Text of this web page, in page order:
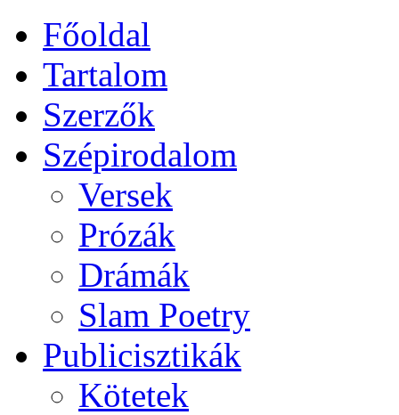
Főoldal
Tartalom
Szerzők
Szépirodalom
Versek
Prózák
Drámák
Slam Poetry
Publicisztikák
Kötetek